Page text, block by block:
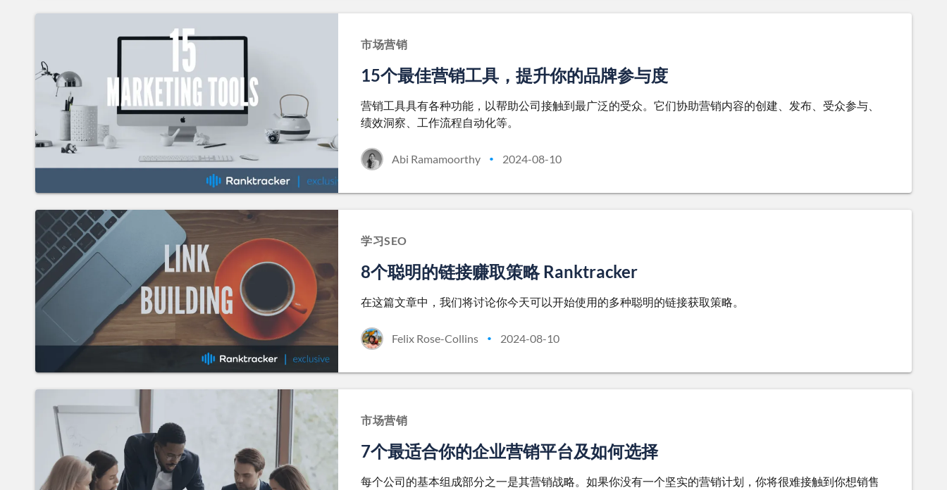
市场营销
15个最佳营销工具，提升你的品牌参与度
营销工具具有各种功能，以帮助公司接触到最广泛的受众。它们协助营销内容的创建、发布、受众参与、
绩效洞察、工作流程自动化等。
Abi Ramamoorthy • 2024-08-10
学习SEO
8个聪明的链接赚取策略 Ranktracker
在这篇文章中，我们将讨论你今天可以开始使用的多种聪明的链接获取策略。
Felix Rose-Collins • 2024-08-10
市场营销
7个最适合你的企业营销平台及如何选择
每个公司的基本组成部分之一是其营销战略。如果你没有一个坚实的营销计划，你将很难接触到你想销售